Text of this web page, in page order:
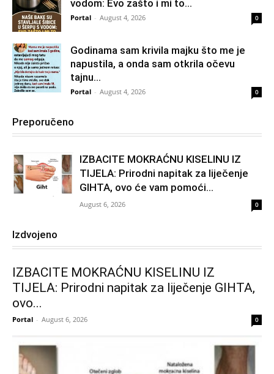
vodom: Evo zašto i mi to...
Portal - August 4, 2026 0
Godinama sam krivila majku što me je
napustila, a onda sam otkrila očevu
tajnu...
Portal - August 4, 2026 0
Preporučeno
IZBACITE MOKRAĆNU KISELINU IZ
TIJELA: Prirodni napitak za liječenje
GIHTA, ovo će vam pomoći...
August 6, 2026 0
Izdvojeno
IZBACITE MOKRAĆNU KISELINU IZ
TIJELA: Prirodni napitak za liječenje GIHTA,
ovo...
Portal - August 6, 2026 0